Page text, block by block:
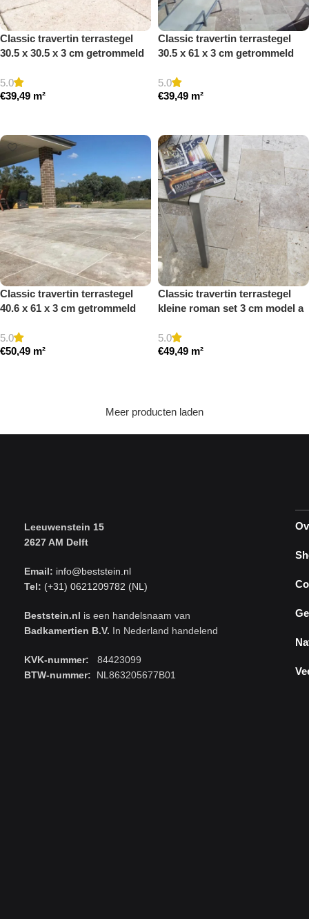
Classic travertin terrastegel
30.5 x 30.5 x 3 cm getrommeld
5.0
€39,49 m²
Classic travertin terrastegel
30.5 x 61 x 3 cm getrommeld
5.0
€39,49 m²
Classic travertin terrastegel
40.6 x 61 x 3 cm getrommeld
5.0
€50,49 m²
Classic travertin terrastegel
kleine roman set 3 cm model a
5.0
€49,49 m²
Meer producten laden
Leeuwenstein 15
2627 AM Delft
Email: info@beststein.nl
Tel: (+31) 0621209782 (NL)
Beststein.nl is een handelsnaam van
Badkamertien B.V. In Nederland handelend
KVK-nummer: 84423099
BTW-nummer: NL863205677B01